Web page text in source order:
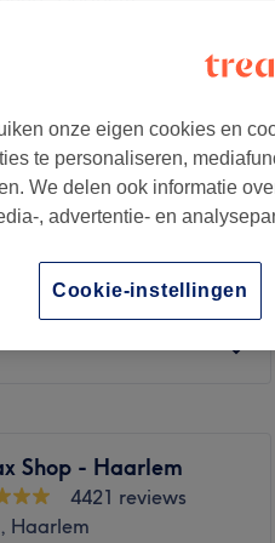
vanaf €31,50
vanaf €42
vanaf €38
Shop - Haarlem
4421 reviews
Haarlem
onze eigen cookies en
te personaliseren,
We delen ook informatie
, advertentie- en
Cookie-instellingen